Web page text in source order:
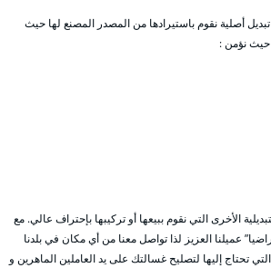
أصلية نقوم باستيرادها من المصدر المصنع لها حيث
حيث نؤمن :
الأخرى التي نقوم ببيعها أو تركيبها بإحتراف عالي. مع
عميلنا العزيز لذا تواصل معنا من أي مكان في بلدنا
تحتاج إليها لتصليح غسالتك على يد العاملين الماهرين و